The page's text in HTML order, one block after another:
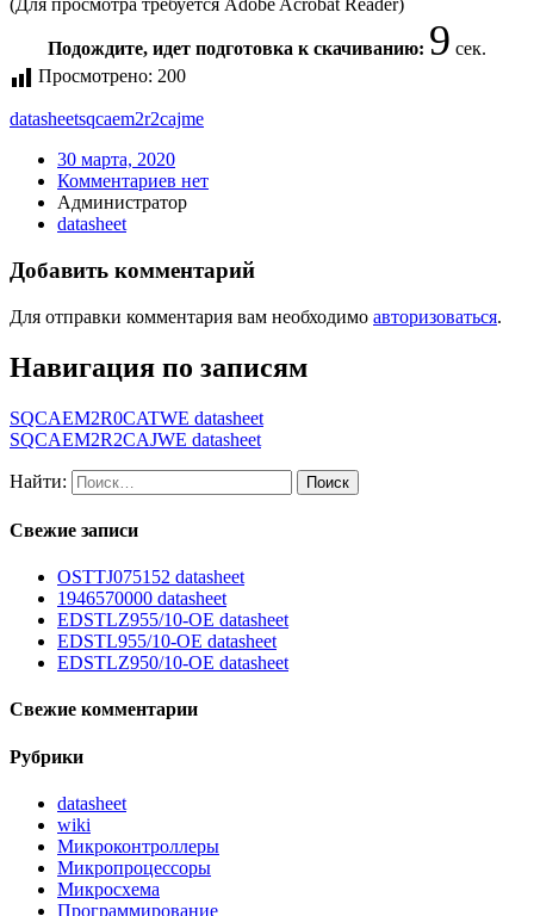
(Для просмотра требуется Adobe Acrobat Reader)
Подождите, идет подготовка к скачиванию: 8 сек.
Просмотрено: 200
datasheetsqcaem2r2cajme
30 марта, 2020
Комментариев нет
Администратор
datasheet
Добавить комментарий
Для отправки комментария вам необходимо авторизоваться.
Навигация по записям
SQCAEM2R0CATWE datasheet
SQCAEM2R2CAJWE datasheet
Найти:
Свежие записи
OSTTJ075152 datasheet
1946570000 datasheet
EDSTLZ955/10-OE datasheet
EDSTL955/10-OE datasheet
EDSTLZ950/10-OE datasheet
Свежие комментарии
Рубрики
datasheet
wiki
Микроконтроллеры
Микропроцессоры
Микросхема
Программирование